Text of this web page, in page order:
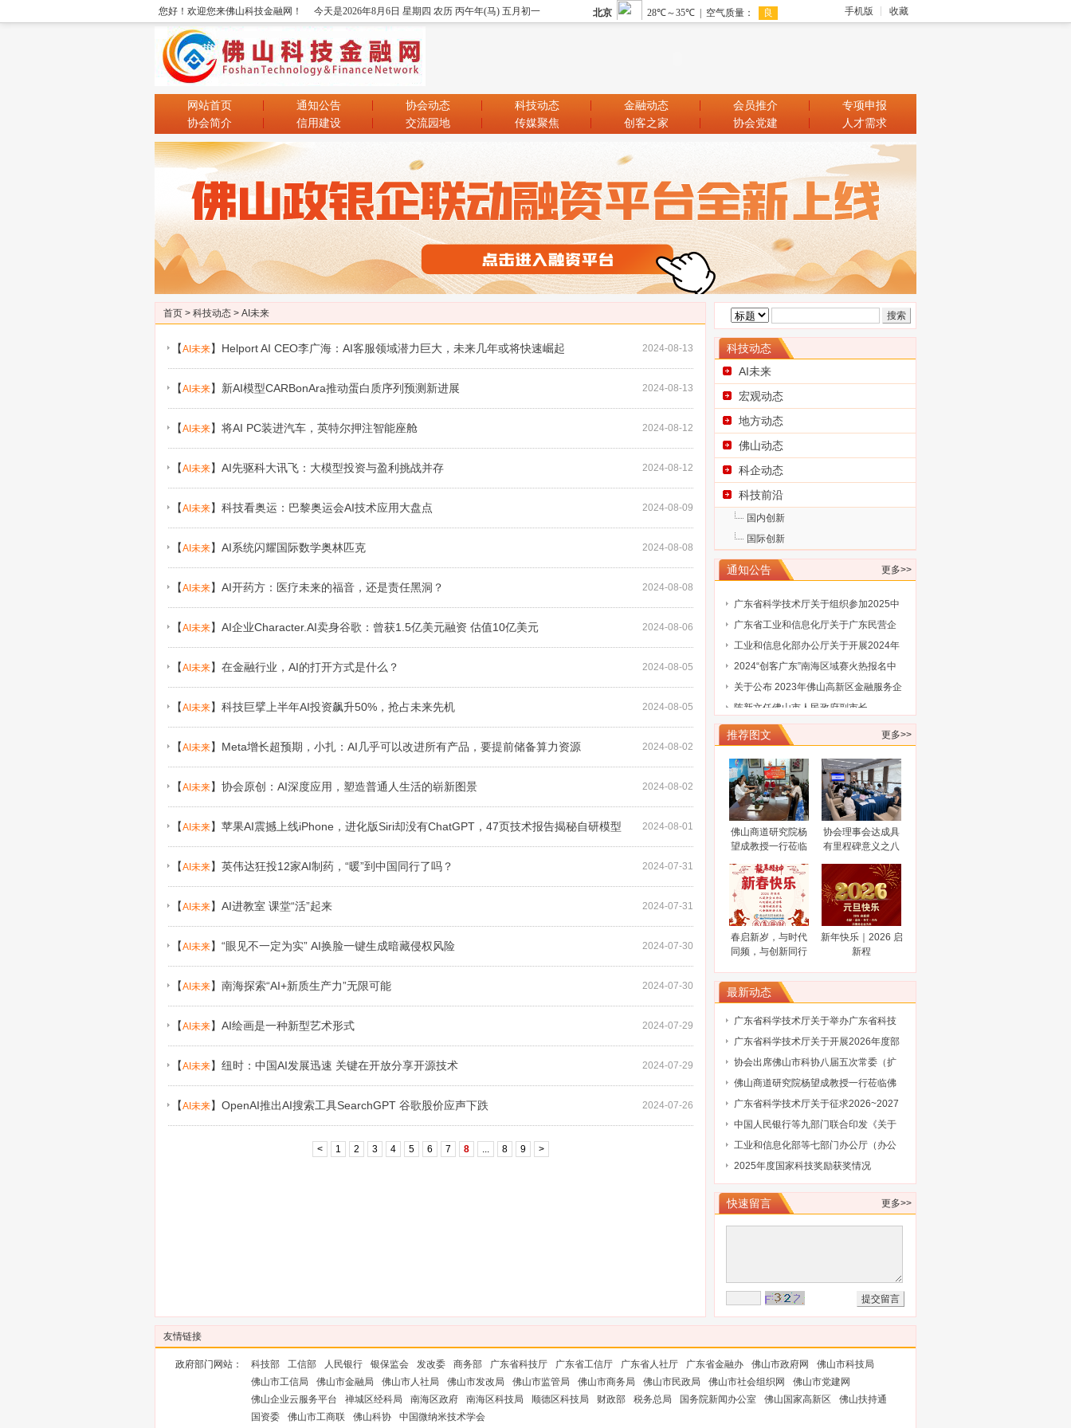
收藏
手机版
您好！欢迎您来佛山科技金融网！ 今天是2026年8月6日 星期四 农历 丙午年(马) 五月初一
网站首页 通知公告 协会动态 科技动态 金融动态 会员推介
专项申报
协会简介
信用建设 交流园地 传媒聚焦 创客之家 协会党建 人才需求
首页 > 科技动态 > AI未来
2024-08-13
【AI未来】 Helport AI CEO李广海：AI客服领域潜力巨大，未来几年或将快速崛起
2024-08-13
【AI未来】 新AI模型CARBonAra推动蛋白质序列预测新进展
2024-08-12
【AI未来】 将AI PC装进汽车，英特尔押注智能座舱
2024-08-12
【AI未来】 AI先驱科大讯飞：大模型投资与盈利挑战并存
2024-08-09
【AI未来】 科技看奥运：巴黎奥运会AI技术应用大盘点
2024-08-08
【AI未来】 AI系统闪耀国际数学奥林匹克
2024-08-08
【AI未来】 AI开药方：医疗未来的福音，还是责任黑洞？
2024-08-06
【AI未来】 AI企业Character.AI卖身谷歌：曾获1.5亿美元融资 估值10亿美元
2024-08-05
【AI未来】 在金融行业，AI的打开方式是什么？
2024-08-05
【AI未来】 科技巨擘上半年AI投资飙升50%，抢占未来先机
2024-08-02
【AI未来】 Meta增长超预期，小扎：AI几乎可以改进所有产品，要提前储备算力资源
2024-08-02
【AI未来】 协会原创：AI深度应用，塑造普通人生活的崭新图景
2024-08-01
【AI未来】 苹果AI震撼上线iPhone，进化版Siri却没有ChatGPT，47页技术报告揭秘自研模型
2024-07-31
【AI未来】 英伟达狂投12家AI制药，“暖”到中国同行了吗？
2024-07-31
【AI未来】 AI进教室 课堂“活”起来
2024-07-30
【AI未来】 “眼见不一定为实” AI换脸一键生成暗藏侵权风险
2024-07-30
【AI未来】 南海探索“AI+新质生产力”无限可能
2024-07-29
【AI未来】 AI绘画是一种新型艺术形式
2024-07-29
【AI未来】 纽时：中国AI发展迅速 关键在开放分享开源技术
2024-07-26
【AI未来】 OpenAI推出AI搜索工具SearchGPT 谷歌股价应声下跌
< 1 2 3 4 5 6 7 8 ... 8 9 >
科技动态
AI未来
宏观动态
地方动态
佛山动态
科企动态
科技前沿
国内创新
国际创新
更多>>
通知公告
广东省科学技术厅关于征集2025浦江创
关于协会队伍建设的通知（工行）
关于协会队伍建设的通知（奥博信息）
广东省科学技术厅关于征集2025浦江创
新论坛—全球技术转移大会参展项目
广东省科学技术厅关于组织参加2025中
国国际大数据产业博览会的通知
广东省工业和信息化厅关于广东民营企
业家智库成员（第三批）名单的通告
工业和信息化部办公厅关于开展2024年
工业废水循环利用典型案例征集工作的
通知
2024“创客广东”南海区域赛火热报名中
关于公布 2023年佛山高新区金融服务企
业大赛评选结果的通知
陈新文任佛山市人民政府副市长
谋而后动，打非“一击必中”
关于协会队伍建设的通知（工行）
更多>>
推荐图文
佛山商道研究院杨
望成教授一行莅临
会调研指导
协会理事会达成具
有里程碑意义之八
春启新岁，与时代
同频，与创新同行
新年快乐｜2026 启
新程
最新动态
广东省科学技术厅关于举办广东省科技
保险后奖补管理办法及2027年广东省科
技与金融结合专项申报指南政策解读培
训会的通知
广东省科学技术厅关于开展2026年度部
级科技型企业孵化器推荐工作的通知
协会出席佛山市科协八届五次常委（扩
大）会议
佛山商道研究院杨望成教授一行莅临佛
山市科技金融协会调研指导
广东省科学技术厅关于征求2026~2027
年度广东省重点领域研发计划“低空与商
业航天”专项申报指南意见的通知
中国人民银行等九部门联合印发《关于
加强科技金融领域数据开发利用的通
知》
工业和信息化部等七部门办公厅（办公
室）关于开展2026年工业和信息化领域
创新任务揭榜挂帅工作的通知
2025年度国家科技奖励获奖情况
更多>>
快速留言
友情链接
政府部门网站： 科技部 工信部 人民银行 银保监会 发改委 商务部 广东省科技厅 广东省工信厅 广东省人社厅 广东省金融办 佛山市政府网
佛山市科技局
佛山市工信局
佛山市金融局 佛山市人社局 佛山市发改局 佛山市监管局 佛山市商务局 佛山市民政局 佛山市社会组织网
佛山市党建网
佛山企业云服务平台
禅城区经科局 南海区政府 南海区科技局 顺德区科技局 财政部 税务总局 国务院新闻办公室 佛山国家高新区
佛山扶持通
国资委
佛山市工商联 佛山科协 中国微纳米技术学会